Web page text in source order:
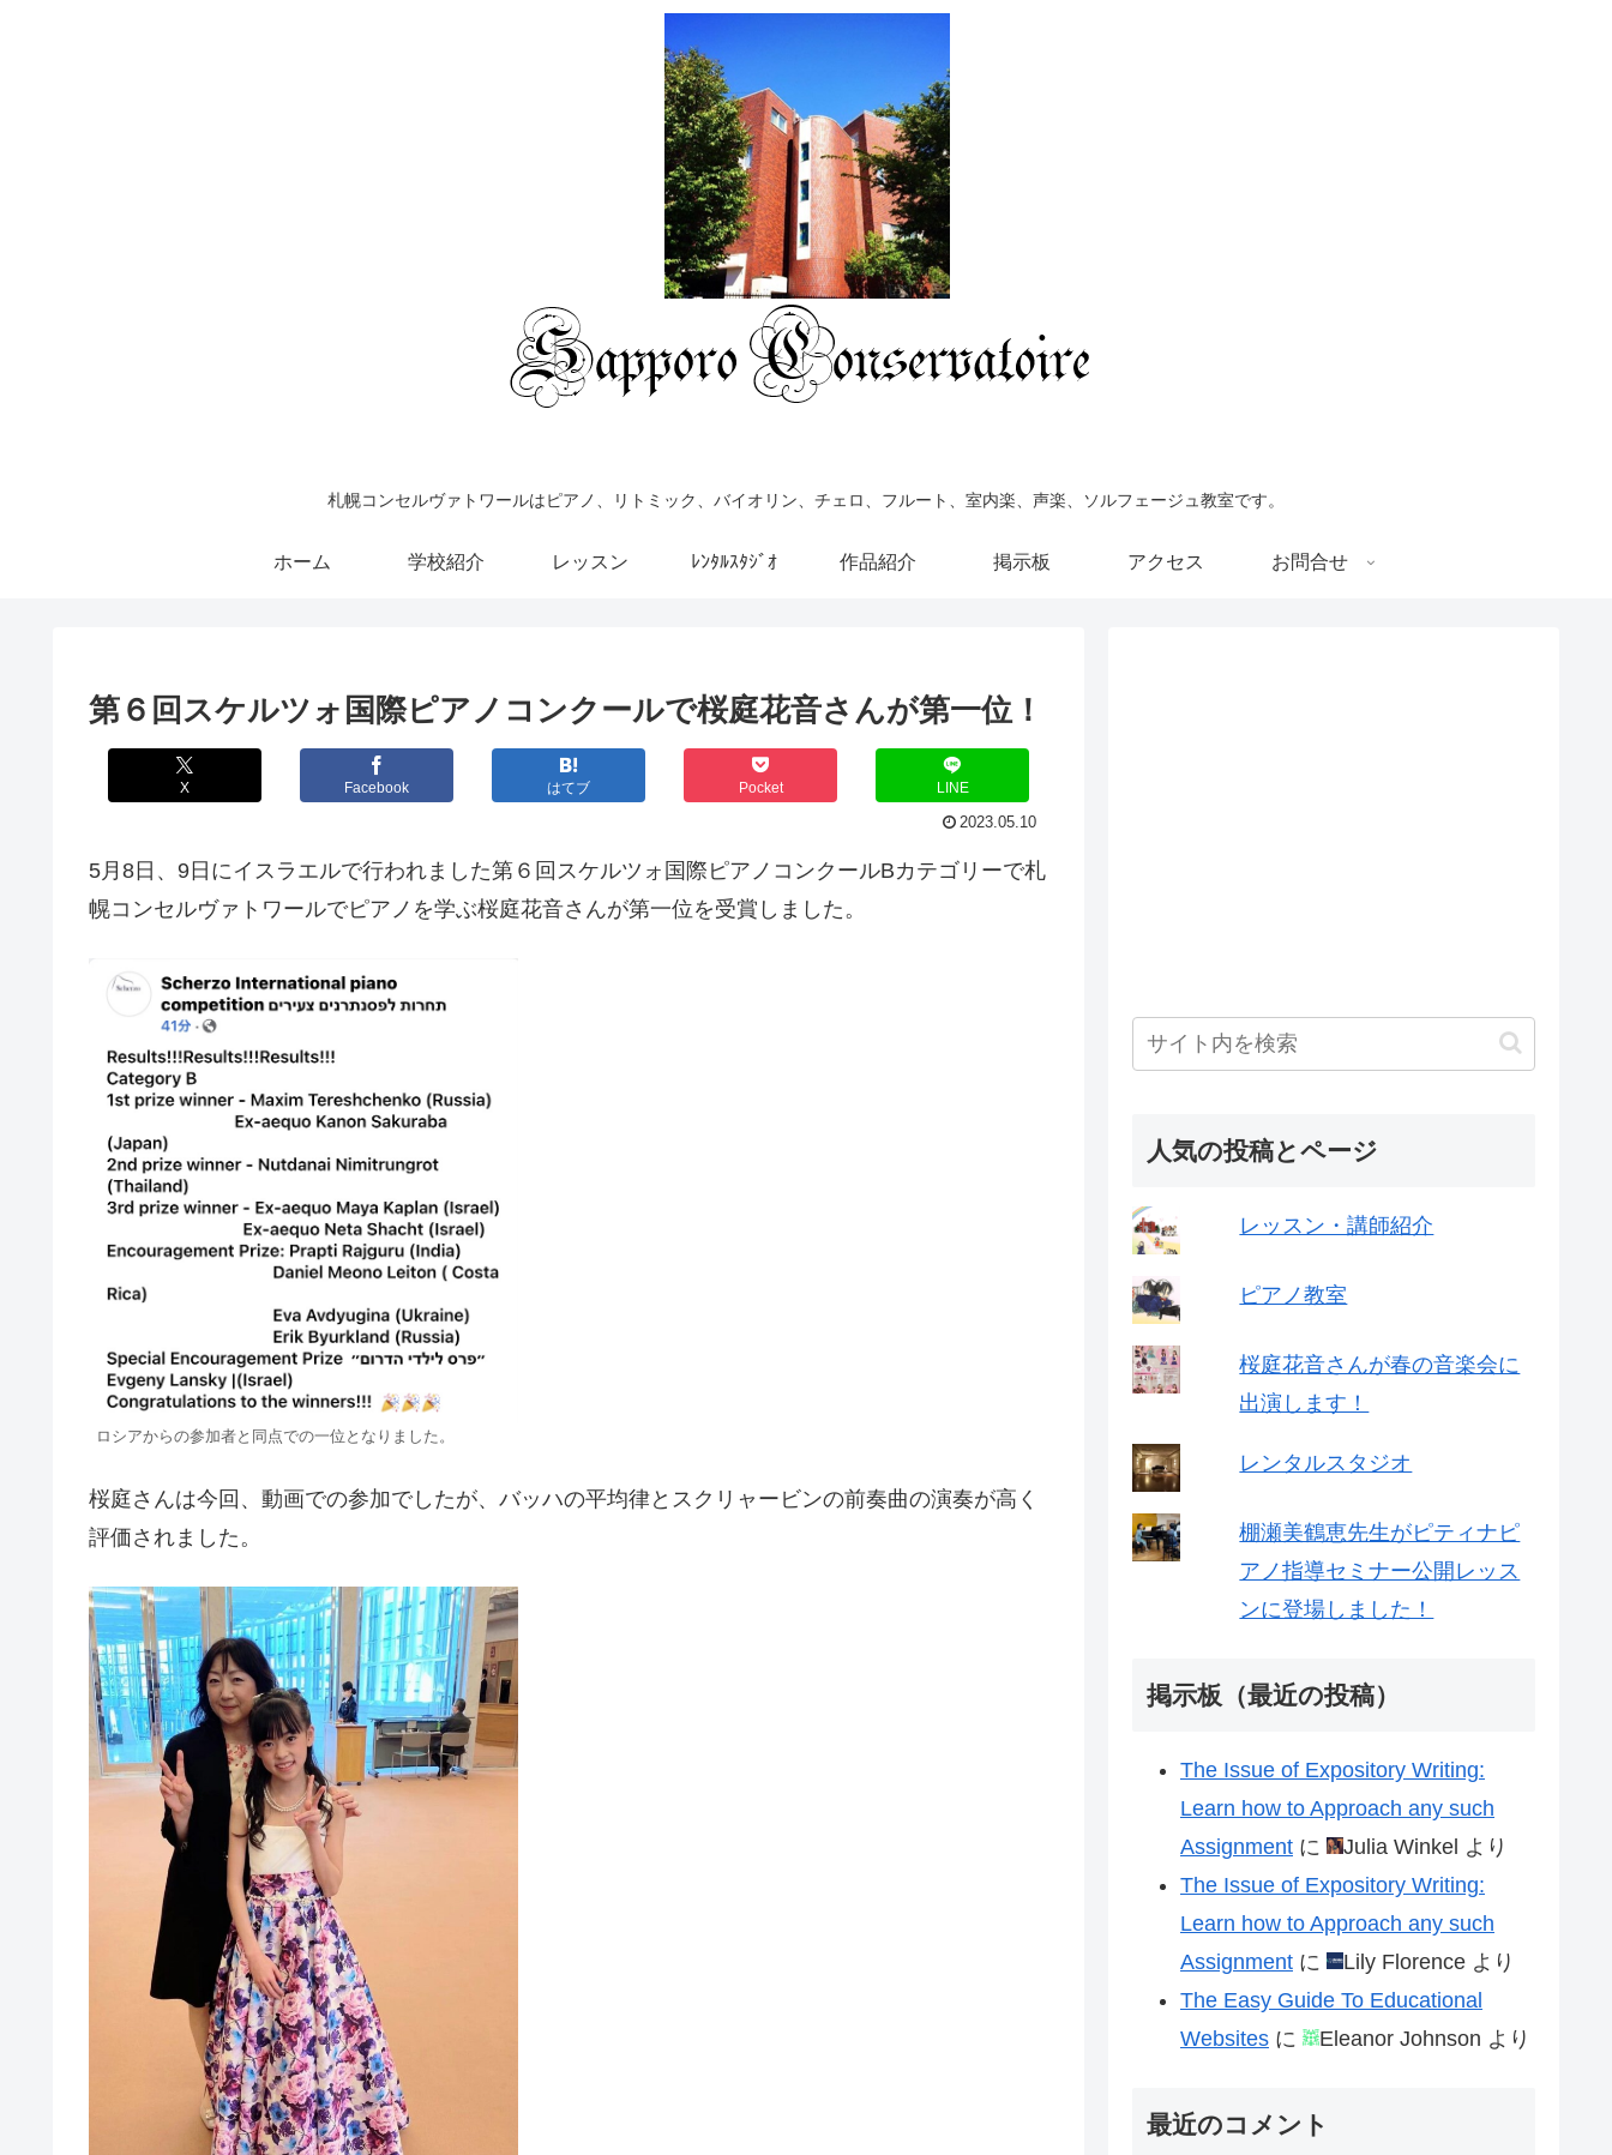
札幌コンセルヴァトワールはピアノ、リトミック、バイオリン、チェロ、フルート、室内楽、声楽、ソルフェージュ教室です。
ホーム 学校紹介 レッスン ﾚﾝﾀﾙｽﾀｼﾞｵ 作品紹介 掲示板 アクセス お問合せ
第６回スケルツォ国際ピアノコンクールで桜庭花音さんが第一位！
X Facebook はてブ Pocket LINE
2023.05.10
5月8日、9日にイスラエルで行われました第６回スケルツォ国際ピアノコンクールBカテゴリーで札
幌コンセルヴァトワールでピアノを学ぶ桜庭花音さんが第一位を受賞しました。
ロシアからの参加者と同点での一位となりました。
桜庭さんは今回、動画での参加でしたが、バッハの平均律とスクリャービンの前奏曲の演奏が高く
評価されました。
人気の投稿とページ
レッスン・講師紹介
ピアノ教室
桜庭花音さんが春の音楽会に
出演します！
レンタルスタジオ
棚瀬美鶴恵先生がピティナピ
アノ指導セミナー公開レッス
ンに登場しました！
掲示板（最近の投稿）
The Issue of Expository Writing:
Learn how to Approach any such
Assignment に Julia Winkel より
The Issue of Expository Writing:
Learn how to Approach any such
Assignment に Lily Florence より
The Easy Guide To Educational
Websites に Eleanor Johnson より
最近のコメント